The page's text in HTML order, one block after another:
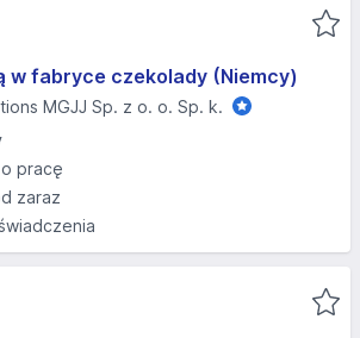
w fabryce czekolady (Niemcy)
MGJJ Sp. z o. o. Sp. k.
pracę
zaraz